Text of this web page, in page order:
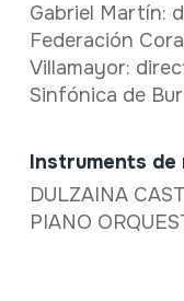
Gabriel Martín:
Federación
Villamayor:
Sinfónica de
Instruments de
DULZAINA
PIANO